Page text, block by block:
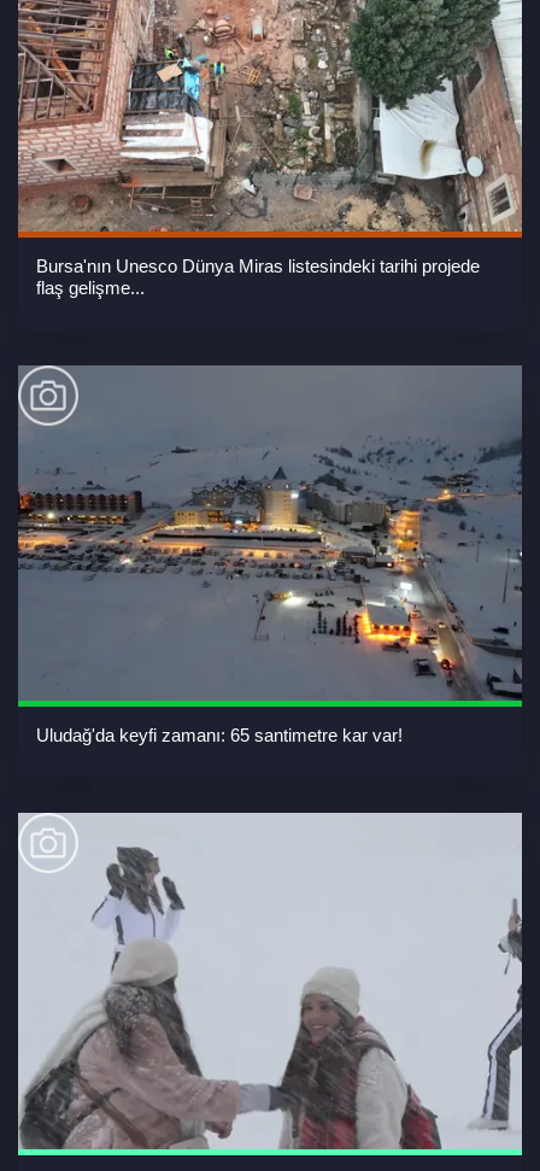
Bursa'nın Unesco Dünya Miras listesindeki tarihi projede
flaş gelişme...
Uludağ'da keyfi zamanı: 65 santimetre kar var!